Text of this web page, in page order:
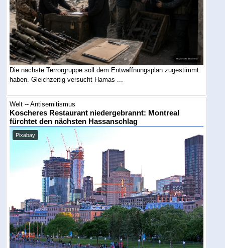
Die nächste Terrorgruppe soll dem Entwaffnungsplan zugestimmt
haben. Gleichzeitig versucht Hamas ...
Welt -- Antisemitismus
Koscheres Restaurant niedergebrannt: Montreal
fürchtet den nächsten Hassanschlag
Pixabay